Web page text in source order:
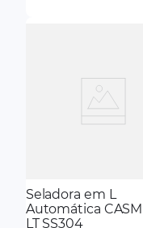
Seladora em L
Automática CASM
LT SS304